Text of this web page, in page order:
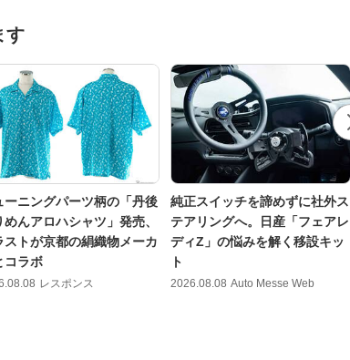
す
ーニングパーツ柄の「丹後
めんアロハシャツ」発売、
ストが京都の絹織物メーカ
コラボ
レスポンス
純正スイッチを諦めずに社外ス
テアリングへ。日産「フェアレ
ディZ」の悩みを解く移設キッ
ト
2026.08.08 Auto Messe Web